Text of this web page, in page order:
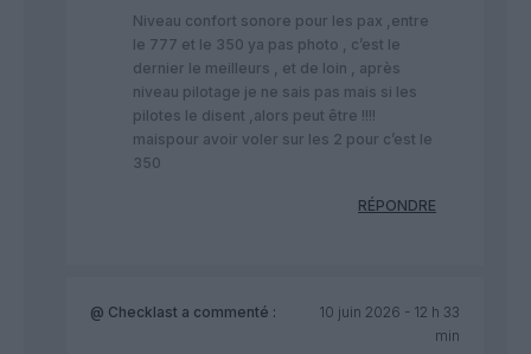
Niveau confort sonore pour les pax ,entre
le 777 et le 350 ya pas photo , c’est le
dernier le meilleurs , et de loin , après
niveau pilotage je ne sais pas mais si les
pilotes le disent ,alors peut être !!!!
maispour avoir voler sur les 2 pour c’est le
350
RÉPONDRE
@ Checklast a commenté :
10 juin 2026 - 12 h 33
min